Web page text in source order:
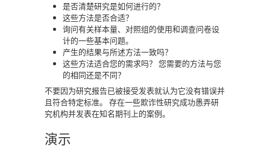
是否清楚研究是如何进行的？
这些方法是否合适？
询问有关样本量、对照组的使用和调查问卷设
计的一些基本问题。
产生的结果与所述方法一致吗？
这些方法适合您的需求吗？ 您需要的方法与您
的相同还是不同？
不要因为研究报告已被接受发表就认为它没有错误并
且符合特定标准。 存在一些欺诈性研究成功愚弄研
究机构并发表在知名期刊上的案例。
演示